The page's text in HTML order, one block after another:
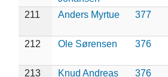
211 Anders Myrtue 377
212 Ole Sørensen 376
213 Knud Andreas 376